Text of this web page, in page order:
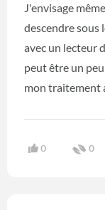
J'envisage
descendre sous
avec un lecteur
peut être un
mon traitement
0 0